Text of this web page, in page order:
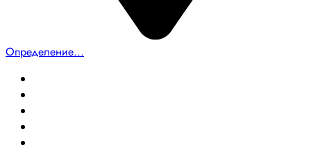
Определение...